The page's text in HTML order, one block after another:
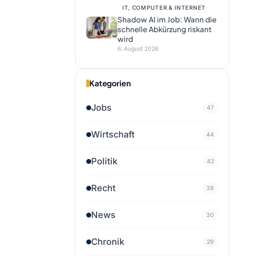
IT, COMPUTER & INTERNET
Shadow AI im Job: Wann die
schnelle Abkürzung riskant
wird
6. August 2026
Kategorien
Jobs 47
Wirtschaft 44
Politik 42
Recht 39
News 30
Chronik 29